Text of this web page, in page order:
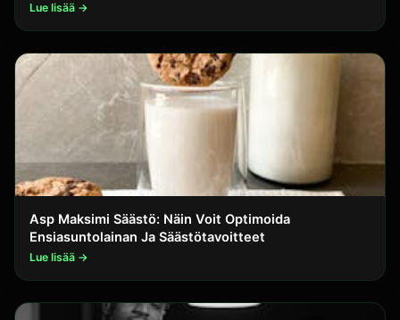
Lue lisää →
Asp Maksimi Säästö: Näin Voit Optimoida
Ensiasuntolainan Ja Säästötavoitteet
Lue lisää →